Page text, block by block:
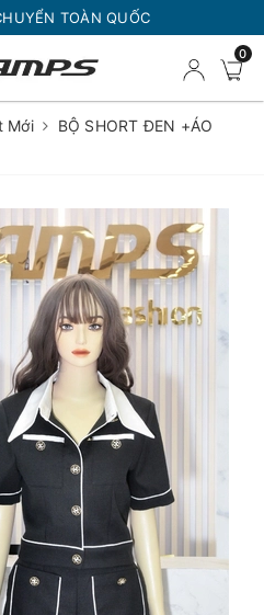
TOÀN QUỐC
0
Mới
BỘ SHORT ĐEN +ÁO